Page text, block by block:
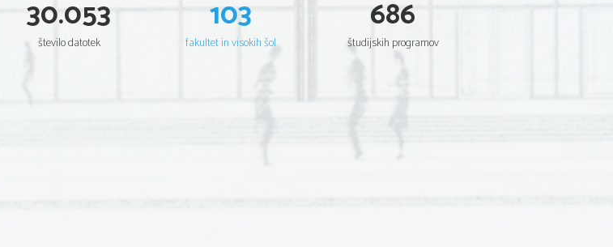
zavesti, kjer se zrcalijo življenjski položaji, dogodki in svet: Proustovi romani iz cikla Iskanje
časa, Kafka - Preobrazba, Joyce - Ulikses.
- Zbogom orožje in Faulkner - Krik in bes sta že bližje eksistencializmu.
30.053
število datotek
103
fakultet in visokih šol
686
študijskih programov